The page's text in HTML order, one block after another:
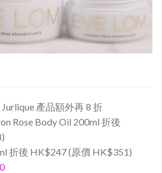
產品額外再 8 折
Rose Body Oil 200ml 折後
折後 HK$247 (原價 HK$351)